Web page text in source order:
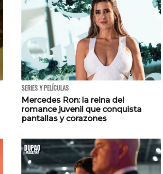
SERIES Y PELÍCULAS
Mercedes Ron: la reina del
romance juvenil que conquista
pantallas y corazones